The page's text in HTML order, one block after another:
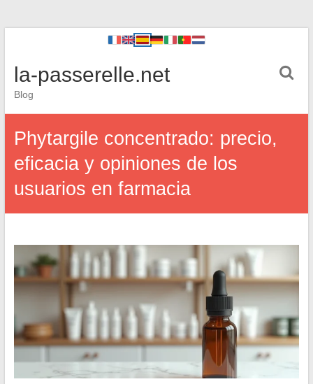
la-passerelle.net
Blog
Phytargile concentrado: precio,
eficacia y opiniones de los
usuarios en farmacia